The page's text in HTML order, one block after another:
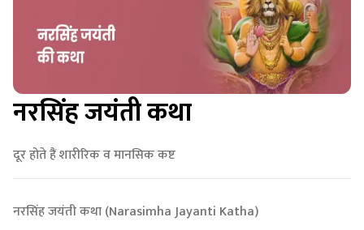
नरसिंह जयंती कथा
दूर होते हैं शारीरिक व मानसिक कष्ट
नरसिंह जयंती कथा (Narasimha Jayanti Katha)